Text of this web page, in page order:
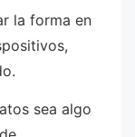
la forma en
sea algo